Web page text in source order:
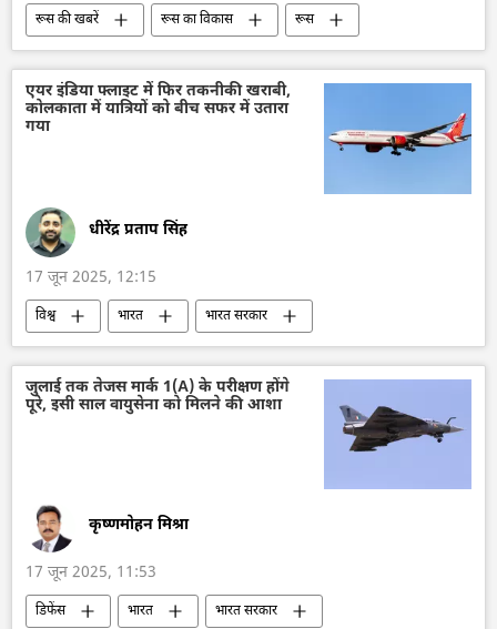
रूस की खबरें रूस का विकास
रूस
मास्को
सेंट पीटर्सबर्ग अंतर्राष्ट्रीय आर्थिक मंच (SPIEF)
श्रीलंका
बहुध्रुवीय दुनिया
बहुध्रुवीयता पर विश्व ऑनलाइन सम्मेलन
एयर इंडिया फ्लाइट में फिर तकनीकी खराबी,
कोलकाता में यात्रियों को बीच सफर में उतारा
गया
धीरेंद्र प्रताप सिंह
17 जून 2025, 12:15
विश्व भारत
भारत सरकार
भारत का विकास
विमान दुर्घटना
तकनीकी विकास
अमेरिका कोलकाता
जुलाई तक तेजस मार्क 1(A) के परीक्षण होंगे
पूरे, इसी साल वायुसेना को मिलने की आशा
कृष्णमोहन मिश्रा
17 जून 2025, 11:53
डिफेंस भारत
भारत सरकार